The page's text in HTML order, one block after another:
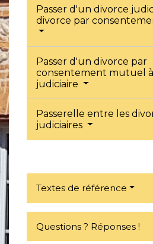
Passer d'un divorce
divorce par
Passer d'un divorce par
consentement mutuel
judiciaire
Passerelle entre les
judiciaires
Textes de référence
Questions ? Réponses !